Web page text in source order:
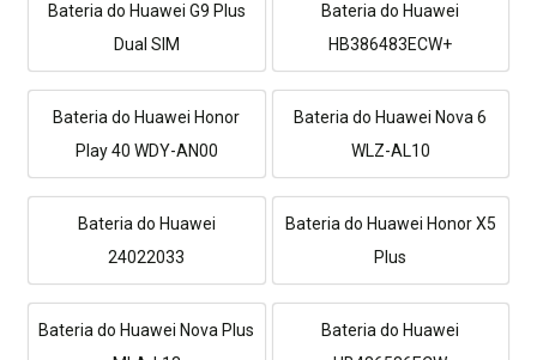
Bateria do Huawei G9 Plus
Dual SIM
Bateria do Huawei
HB386483ECW+
Bateria do Huawei Honor
Play 40 WDY-AN00
Bateria do Huawei Nova 6
WLZ-AL10
Bateria do Huawei
24022033
Bateria do Huawei Honor X5
Plus
Bateria do Huawei Nova Plus
Bateria do Huawei